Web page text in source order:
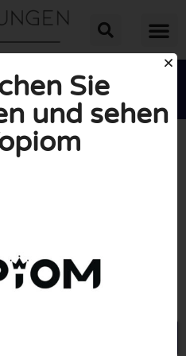

10/10
Sie
und sehen